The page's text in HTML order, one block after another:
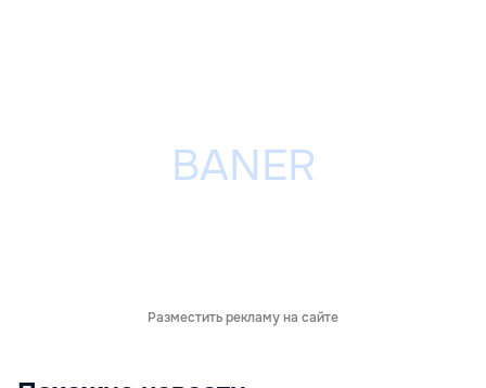
Разместить рекламу на сайте